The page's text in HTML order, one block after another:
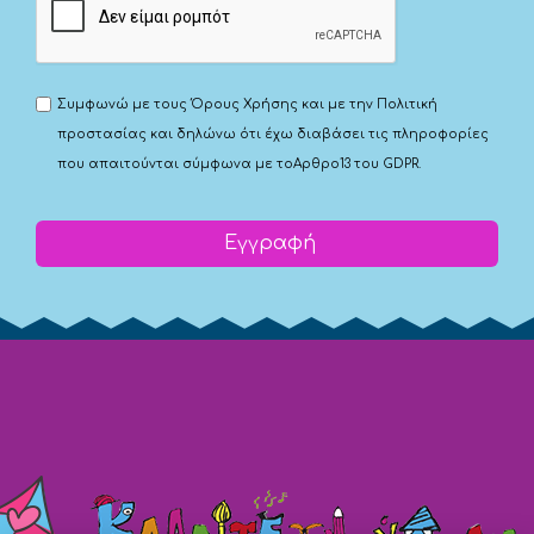
Συμφωνώ με τουςΌρους Χρήσης και με την Πολιτική
προστασίας και δηλώνω ότι έχω διαβάσει τις πληροφορίες
που απαιτούνται σύμφωνα με τοΑρθρο13 του GDPR.
Εγγραφή